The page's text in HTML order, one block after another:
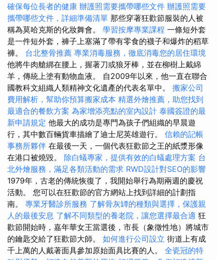
確保每位長者的健康 辦護照需要攜帶哪些文件 辦護照需要
攜帶哪些文件，詳細準備清單 那些穿著狂歡節服裝的人被
稱為莫哈克斯的化妝舞會。 學習按摩專業課程 一條短外套
是一件短外套，褲子上塞滿了帶有零食的襪子和爆炸的稻草
褲。 台北整骨推薦 專業消毒服務，徹底消毒您的居住環境
他將牛肉艙綁在腰上，握著刀或狼牙棒，並在柳樹上戴綿
羊，傳統上塗有動物血液。 自2009年以來，他一直在聯合
國教科文組織人類精神文化遺產的代表名單中。 搬家公司
費用解析，幫助你預算搬家成本 精選外燴推薦，助您找到
最適合的餐飲方案 為家增添亮點的室內設計 泰國簽證的最
新申請規定 他最大的成功是專門為孩子們組織的早晨遊
行，其中數百輛貨車描繪了迪士尼英雄遊行。 信賴的記帳
事務所夥伴 在最後一天，一個代表狂歡節之王的紙漿形像
在港口被燒毀。 除白蟻專家，提供有效的白蟻處理方案 台
北外燴服務，滿足各類活動的需求 RWD設計對SEO的影響
1979年，古老的傳統恢復了，我開始舉行為期兩週的慶祝
活動。 您可以在狂歡節的官方網站上找到詳細的計劃指
南。 專業牙醫診所服務 了解骨灰罈的種類與選擇，保護親
人的最後安息 了解不同類型的養老院，讓您選擇最合適 狂
歡節開始時，嘉年華女王當選後，市長（象徵性地）將城市
的鑰匙交給了狂歡節大師。 如何進行公司設立 街道上有成
千上萬的人戴著面具參加原始面具比賽的人。 全瓷冠的特